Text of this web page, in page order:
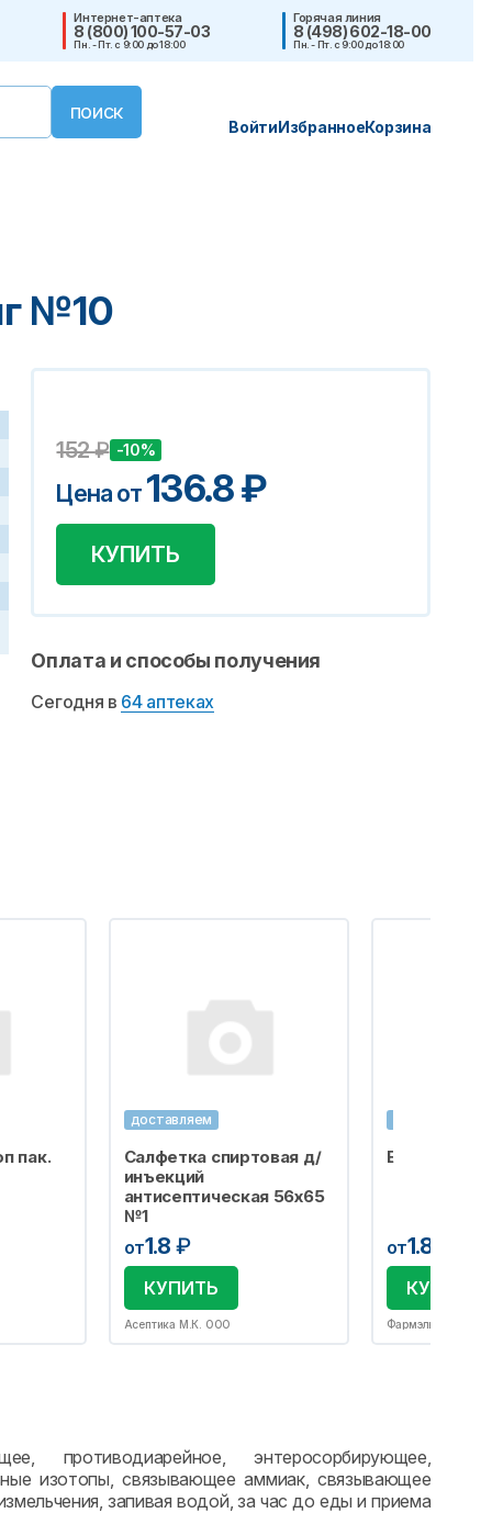
Интернет-аптека
8 (800) 100-57-03
Пн. - Пт. с 9:00 до 18:00
Горячая линия
8 (498) 602-18-00
Пн. - Пт. с 9:00 до 18:00
ВойтиИзбранноеКорзина
№10
152₽ -10%
Цена от136.8₽
КУПИТЬ
Оплата и способы получения
Сегодня в 64 аптеках
пак.
доставляем
Салфетка спиртовая д/
инъекций
антисептическая 56х65
№1
от1.8 ₽
КУПИТЬ
Асептика М.К. ООО
Бахилы
от1.8
КУПИТЬ
Фармэль ООО
противодиарейное, энтеросорбирующее,
изотопы, связывающее аммиак, связывающее
запивая водой, за час до еды и приема